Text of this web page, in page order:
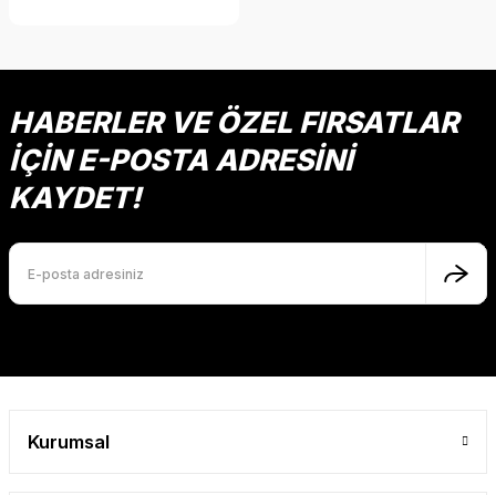
HABERLER VE ÖZEL FIRSATLAR
İÇİN E-POSTA ADRESİNİ
KAYDET!
Kurumsal